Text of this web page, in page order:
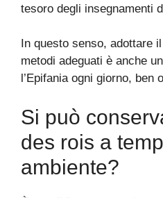
tesoro degli insegnamenti
In questo senso, adottare il
metodi adeguati è anche
l’Epifania ogni giorno, ben
Si può
des rois a
ambiente?